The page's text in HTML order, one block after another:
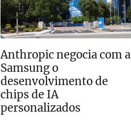
Anthropic negocia com a
Samsung o
desenvolvimento de
chips de IA
personalizados